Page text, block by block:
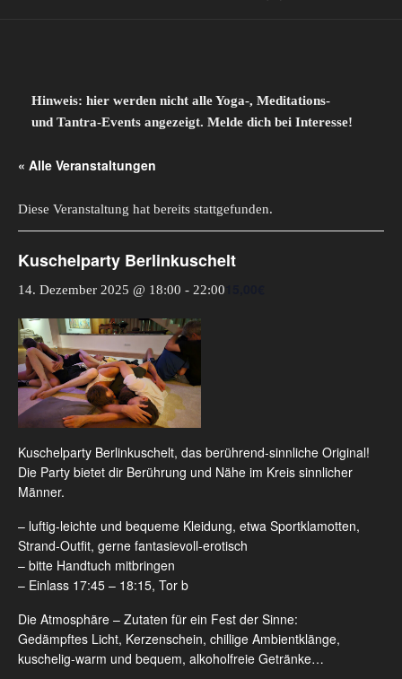
Hinweis: hier werden nicht alle Yoga-, Meditations-
und Tantra-Events angezeigt. Melde dich bei Interesse!
« Alle Veranstaltungen
Diese Veranstaltung hat bereits stattgefunden.
Kuschelparty Berlinkuschelt
14. Dezember 2025 @ 18:00 - 22:00
Kuschelparty Berlinkuschelt, das berührend-sinnliche Original!
Die Party bietet dir Berührung und Nähe im Kreis sinnlicher
Männer.
– luftig-leichte und bequeme Kleidung, etwa Sportklamotten,
Strand-Outfit, gerne fantasievoll-erotisch
– bitte Handtuch mitbringen
– Einlass 17:45 – 18:15, Tor b
Die Atmosphäre – Zutaten für ein Fest der Sinne:
Gedämpftes Licht, Kerzenschein, chillige Ambientklänge,
kuschelig-warm und bequem, alkoholfreie Getränke…